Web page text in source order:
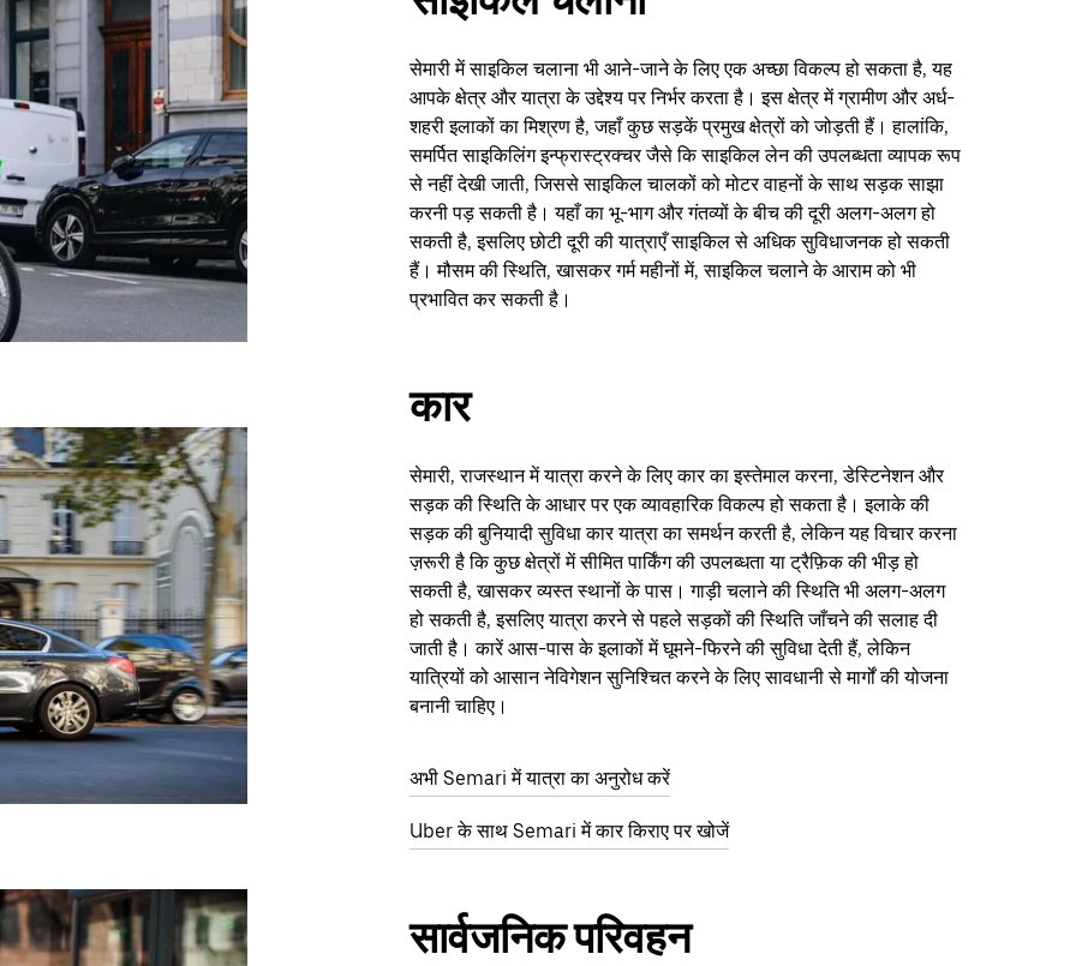
सेमारी में साइकिल चलाना भी आने-जाने के लिए एक अच्छा विकल्प हो सकता है, यह
आपके क्षेत्र और यात्रा के उद्देश्य पर निर्भर करता है। इस क्षेत्र में ग्रामीण और अर्ध-
शहरी इलाकों का मिश्रण है, जहाँ कुछ सड़कें प्रमुख क्षेत्रों को जोड़ती हैं। हालांकि,
समर्पित साइकिलिंग इन्फ्रास्ट्रक्चर जैसे कि साइकिल लेन की उपलब्धता व्यापक रूप
से नहीं देखी जाती, जिससे साइकिल चालकों को मोटर वाहनों के साथ सड़क साझा
करनी पड़ सकती है। यहाँ का भू-भाग और गंतव्यों के बीच की दूरी अलग-अलग हो
सकती है, इसलिए छोटी दूरी की यात्राएँ साइकिल से अधिक सुविधाजनक हो सकती
हैं। मौसम की स्थिति, खासकर गर्म महीनों में, साइकिल चलाने के आराम को भी
प्रभावित कर सकती है।
कार
सेमारी, राजस्थान में यात्रा करने के लिए कार का इस्तेमाल करना, डेस्टिनेशन और
सड़क की स्थिति के आधार पर एक व्यावहारिक विकल्प हो सकता है। इलाके की
सड़क की बुनियादी सुविधा कार यात्रा का समर्थन करती है, लेकिन यह विचार करना
ज़रूरी है कि कुछ क्षेत्रों में सीमित पार्किंग की उपलब्धता या ट्रैफ़िक की भीड़ हो
सकती है, खासकर व्यस्त स्थानों के पास। गाड़ी चलाने की स्थिति भी अलग-अलग
हो सकती है, इसलिए यात्रा करने से पहले सड़कों की स्थिति जाँचने की सलाह दी
जाती है। कारें आस-पास के इलाकों में घूमने-फिरने की सुविधा देती हैं, लेकिन
यात्रियों को आसान नेविगेशन सुनिश्चित करने के लिए सावधानी से मार्गों की योजना
बनानी चाहिए।
अभी Semari में यात्रा का अनुरोध करें
Uber के साथ Semari में कार किराए पर खोजें
सार्वजनिक परिवहन